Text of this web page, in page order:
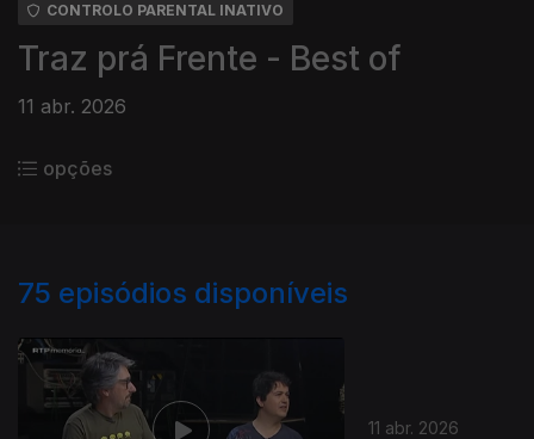
CONTROLO PARENTAL INATIVO
Traz prá Frente - Best of
11 abr. 2026
opções
75 episódios disponíveis
11 abr. 2026